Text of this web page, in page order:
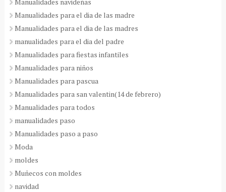
Manualidades navideñas
Manualidades para el dia de las madre
Manualidades para el dia de las madres
manualidades para el dia del padre
Manualidades para fiestas infantiles
Manualidades para niños
Manualidades para pascua
Manualidades para san valentin(14 de febrero)
Manualidades para todos
manualidades paso
Manualidades paso a paso
Moda
moldes
Muñecos con moldes
navidad